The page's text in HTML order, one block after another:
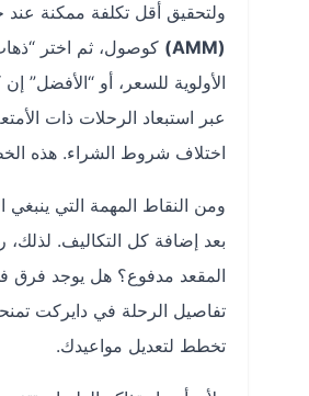
ولتحقيق أقل تكلفة ممكنة عند
(AMM)
كوصول، ثم اختر
الأولوية للسعر، أو “الأفضل”
عبر استبعاد الرحلات ذات
اختلاف شروط الشراء. هذه
ومن النقاط المهمة التي ينبغي
بعد إضافة كل التكاليف.
المقعد مدفوع؟ هل يوجد فرق
تفاصيل الرحلة في دايركت
تخطط لتعديل مواعيدك.